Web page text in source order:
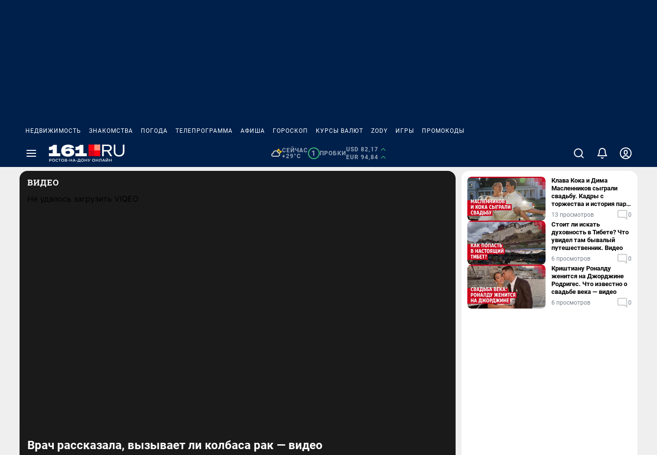
НЕДВИЖИМОСТЬ ЗНАКОМСТВА ПОГОДА ТЕЛЕПРОГРАММА АФИША ГОРОСКОП КУРСЫ ВАЛЮТ ZODY ИГРЫ ПРОМОКОДЫ
СЕЙЧАС
+29°C
1 ПРОБКИ
USD 82,17
EUR 94,84
ВИДЕО
Не удалось загрузить VIQEO
Врач рассказала, вызывает ли колбаса рак — видео
Клава Кока и Дима
Масленников сыграли
свадьбу. Кадры с
торжества и история пары
— в видео
13 просмотров 0
Стоит ли искать
духовность в Тибете? Что
увидел там бывалый
путешественник. Видео
6 просмотров 0
Криштиану Роналду
женится на Джорджине
Родригес. Что известно о
свадьбе века — видео
6 просмотров 0